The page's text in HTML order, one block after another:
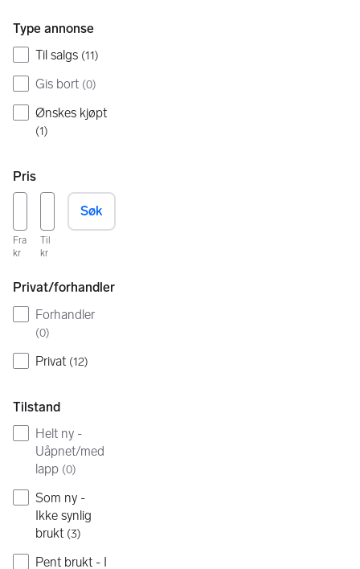
Type annonse
Til salgs (11)
Gis bort (0)
Ønskes kjøpt
(1)
Pris
Fra
kr
Til
kr
Søk
Privat/forhandler
Forhandler
(0)
Privat (12)
Tilstand
Helt ny -
Uåpnet/med
lapp (0)
Som ny -
Ikke synlig
brukt (3)
Pent brukt - I